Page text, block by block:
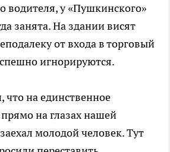
водителя, у «Пушкинского»
занята. На здании висят
от входа в торговый
игнорируются.
что на единственное
на глазах нашей
молодой человек. Тут